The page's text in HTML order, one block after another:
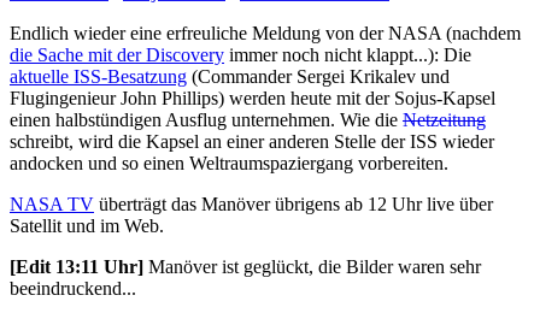
Endlich wieder eine erfreuliche Meldung von der NASA (nachdem
die Sache mit der Discovery immer noch nicht klappt...): Die
aktuelle ISS-Besatzung (Commander Sergei Krikalev und
Flugingenieur John Phillips) werden heute mit der Sojus-Kapsel
einen halbstündigen Ausflug unternehmen. Wie die Netzeitung
schreibt, wird die Kapsel an einer anderen Stelle der ISS wieder
andocken und so einen Weltraumspaziergang vorbereiten.
NASA TV überträgt das Manöver übrigens ab 12 Uhr live über
Satellit und im Web.
[Edit 13:11 Uhr] Manöver ist geglückt, die Bilder waren sehr
beeindruckend...